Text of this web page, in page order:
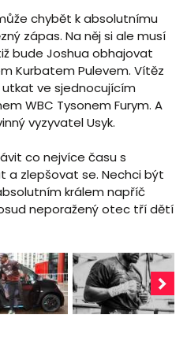
chybět k absolutnímu
zápas. Na něj si ale musí
bude Joshua obhajovat
Kurbatem Pulevem. Vítěz
ve sjednocujícím
WBC Tysonem Furym. A
vyzyvatel Usyk.
co nejvíce času s
a zlepšovat se. Nechci být
králem napříč
neporažený otec tří dětí